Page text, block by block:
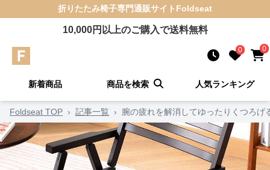
折りたたみ椅子専門通販サイト Foldseat
10,000円以上のご購入で送料無料
0 0
新着商品 商品を検索 人気ランキング
Foldseat TOP › 記事一覧 › 腕の疲れを解消してゆったりくつろげ